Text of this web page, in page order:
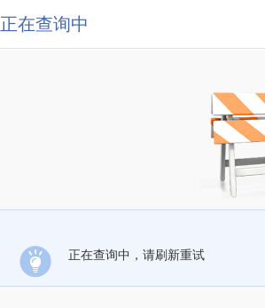
正在查询中
正在查询中，请刷新重试